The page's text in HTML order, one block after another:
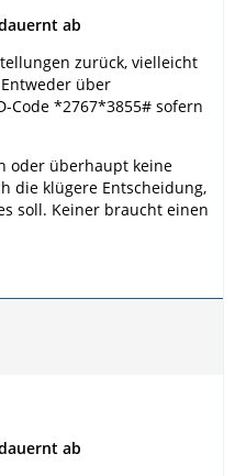
ab
zurück, vielleicht
über
Code *2767*3855# sofern
oder überhaupt keine
die klügere Entscheidung,
soll. Keiner braucht einen
ab